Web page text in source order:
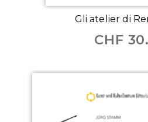
Gli atelier di
CHF